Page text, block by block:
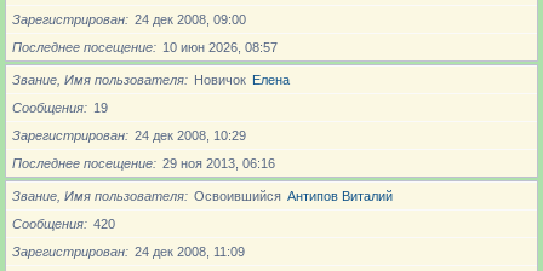
Зарегистрирован
24 дек 2008, 09:00
Последнее посещение
10 июн 2026, 08:57
Звание, Имя пользователя Новичoк Елена
Сообщения
19
Зарегистрирован
24 дек 2008, 10:29
Последнее посещение
29 ноя 2013, 06:16
Звание, Имя пользователя Освоившийся Антипов Виталий
Сообщения
420
Зарегистрирован
24 дек 2008, 11:09